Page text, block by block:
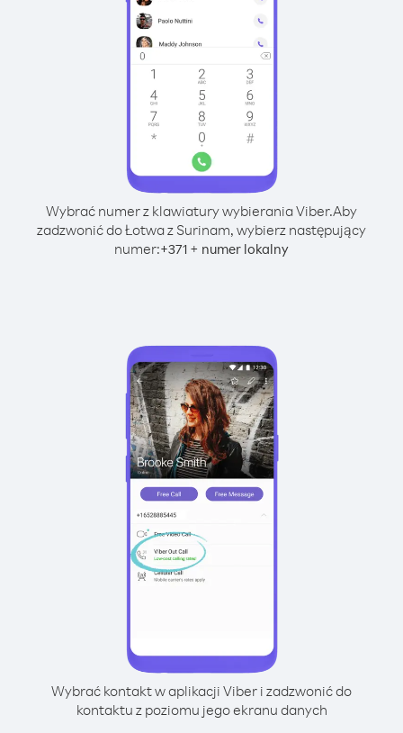
Wybrać numer z klawiatury wybierania Viber.Aby
zadzwonić do Łotwa z Surinam, wybierz następujący
numer:+371 + numer lokalny
Wybrać kontakt w aplikacji Viber i zadzwonić do
kontaktu z poziomu jego ekranu danych